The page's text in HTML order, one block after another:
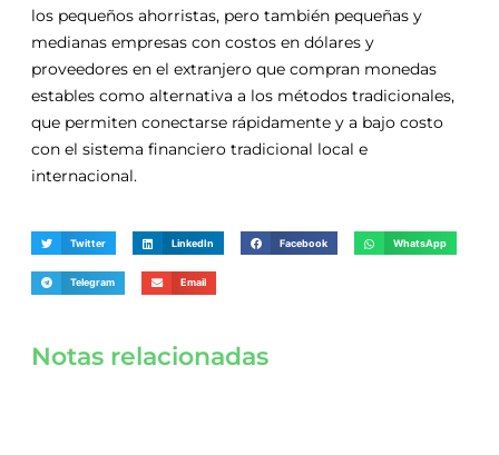
los pequeños ahorristas, pero también pequeñas y
medianas empresas con costos en dólares y
proveedores en el extranjero que compran monedas
estables como alternativa a los métodos tradicionales,
que permiten conectarse rápidamente y a bajo costo
con el sistema financiero tradicional local e
internacional.
Twitter LinkedIn Facebook WhatsApp
Telegram Email
Notas relacionadas